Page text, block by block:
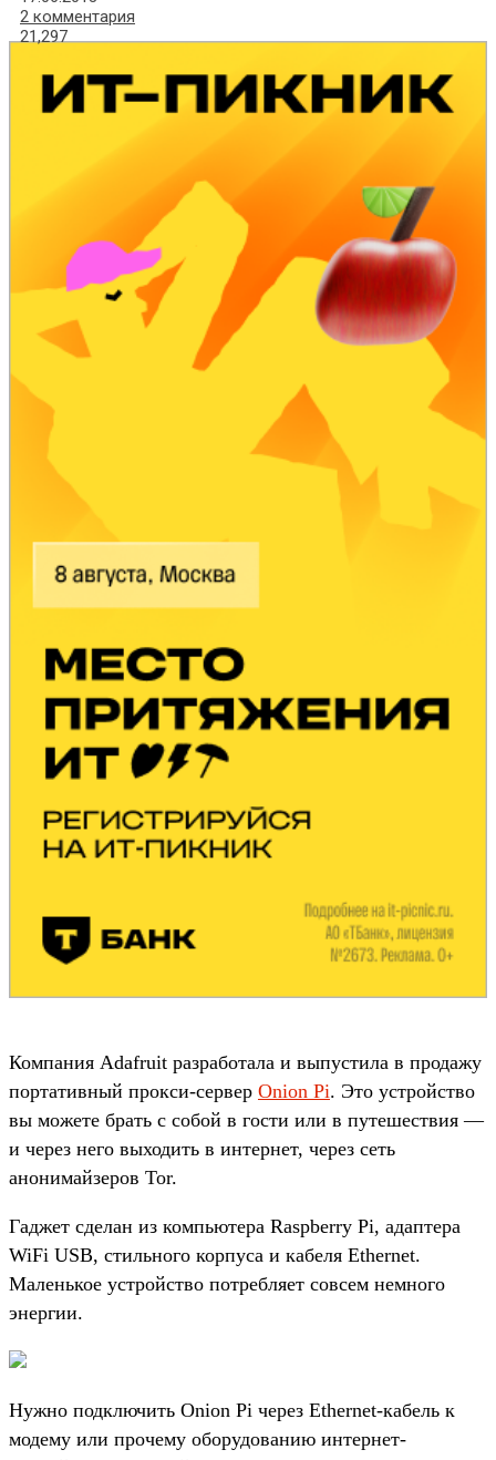
2 комментария
21,297
Компания Adafruit разработала и выпустила в продажу
портативный прокси-сервер Onion Pi. Это устройство
вы можете брать с собой в гости или в путешествия —
и через него выходить в интернет, через сеть
анонимайзеров Tor.
Гаджет сделан из компьютера Raspberry Pi, адаптера
WiFi USB, стильного корпуса и кабеля Ethernet.
Маленькое устройство потребляет совсем немного
энергии.
Нужно подключить Onion Pi через Ethernet-кабель к
модему или прочему оборудованию интернет-